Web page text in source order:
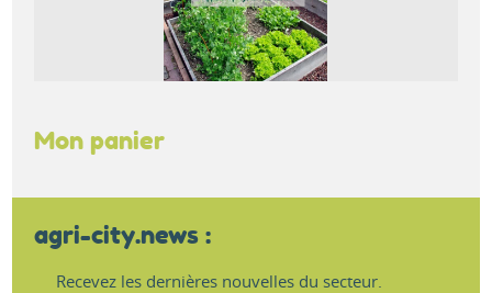
Mon panier
agri-city.news :
Recevez les dernières nouvelles du secteur.